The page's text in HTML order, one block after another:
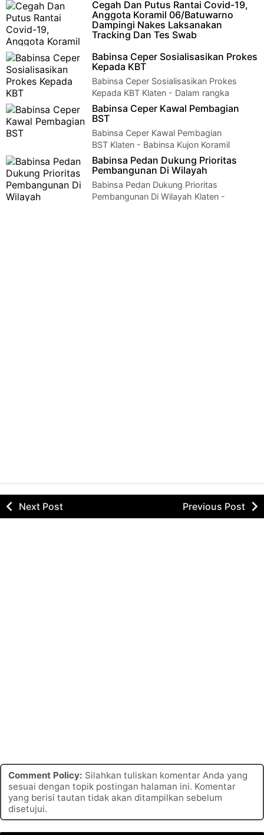
Cegah Dan Putus Rantai Covid-19,
Anggota Koramil 06/Batuwarno
Dampingi Nakes Laksanakan
Tracking Dan Tes Swab
memutuskan mata rantai Covid 19, Anggota Koramil
06/Batuwarno Sertu Sulardi dan Serd…
Babinsa Ceper Sosialisasikan Prokes
Kepada KBT
Babinsa Ceper Sosialisasikan Prokes
Kepada KBT Klaten - Dalam rangka
pembinaan mitra jaring teritorial, Babinsa Koramil …
Babinsa Ceper Kawal Pembagian
BST
Babinsa Ceper Kawal Pembagian
BST Klaten - Babinsa Kujon Koramil
23/Ceper Kodim 0723/Klaten bersama Babinkamtibmas Polse…
Babinsa Pedan Dukung Prioritas
Pembangunan Di Wilayah
Babinsa Pedan Dukung Prioritas
Pembangunan Di Wilayah Klaten -
Next Post Previous Post
Comment Policy: Silahkan tuliskan komentar Anda yang
sesuai dengan topik postingan halaman ini. Komentar
yang berisi tautan tidak akan ditampilkan sebelum
disetujui.